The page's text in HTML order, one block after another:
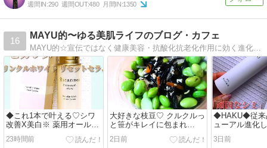
週間IN:290 週間OUT:480 月間IN:1350
16
MAYU的〜ゆる美肌ライフのブログ・カフェ
MAYU的☆宣伝ではなく健康美容・抗酸化抗老化作用に効く進化する食材！高栄養価新野菜＆機能性コスメ満載！
◆これ1本で叶える♡シワ
改善X美白※ 薬用オールイ
ンワン美容液◆
23時間前
大好きな枝豆♡ クルクルっ
と笹がキレイに包まれ
て 【香香の舌】♡◆
2日前
◆HAKU◆従来
ューアル進化
たこと【
ーカスIV 】◆
3日前